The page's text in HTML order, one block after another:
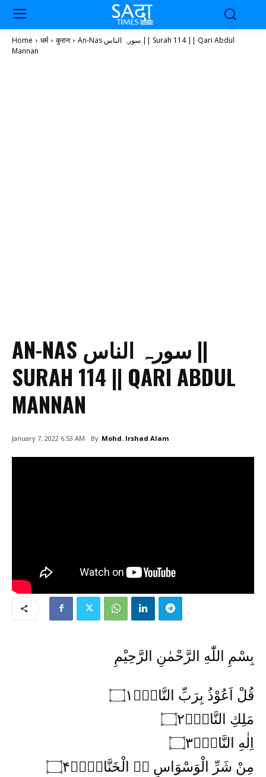
Home धर्म कुरान
An-Nas سورہ الناس || Surah 114 || Qari Abdul
Mannan
AN-NAS سورہ الناس ||
SURAH 114 || QARI ABDUL
MANNAN
January 7, 2022 6:53 AM By Mohd. Irshad Alam
بِسْمِ اللّٰهِ الرَّحْمٰنِ الرَّحِیْمِ
قُلْ اَعُوْذُ بِرَبِّ النَّاسِۙ۝۱
مَلِكِ النَّاسِۙ۝۲
اِلٰهِ النَّاسِۙ۝۳
مِنْ شَرِّ الْوَسْوَاسِ ۙ۬ الْخَنَّاسِ۪ۙ۝۴